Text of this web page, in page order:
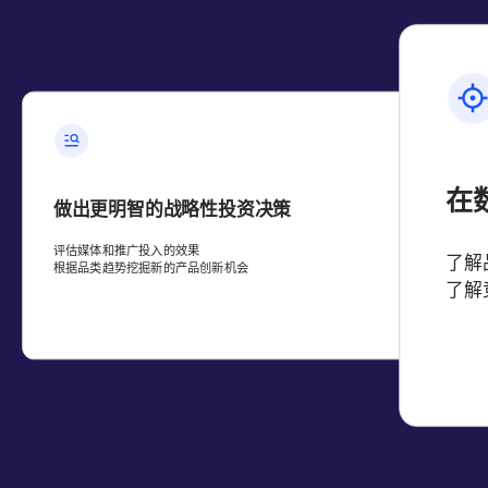
做出更明智的战略性投资决策
评估媒体和推广投入的效果
根据品类趋势挖掘新的产品创新机会
在
了解
了解